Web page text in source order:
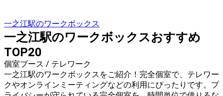
一之江駅のワークボックス
一之江駅のワークボックスおすすめ
TOP20
個室ブース / テレワーク
一之江駅のワークボックスをご紹介！完全個室で、テレワー
クやオンラインミーティングなどの利用にぴったりです。プ